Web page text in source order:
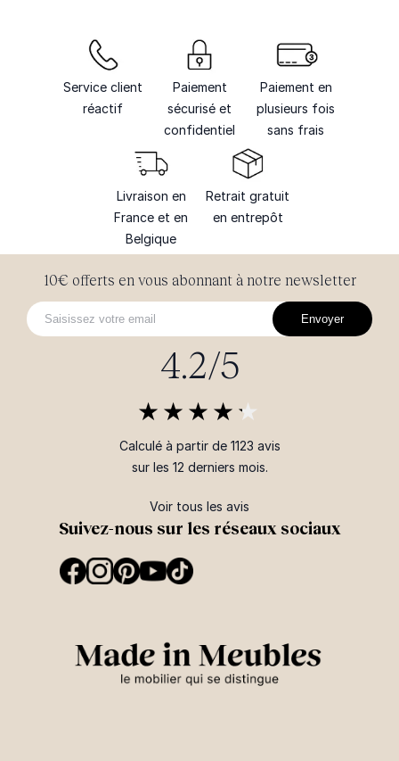
Service client
réactif
Paiement
sécurisé et
confidentiel
Paiement en
plusieurs fois
sans frais
Livraison en
France et en
Belgique
Retrait gratuit
en entrepôt
Suivez-nous sur les réseaux sociaux
10€ offerts en vous abonnant à notre newsletter
Envoyer
4.2/5
Calculé à partir de 1123 avis
sur les 12 derniers mois.
Voir tous les avis